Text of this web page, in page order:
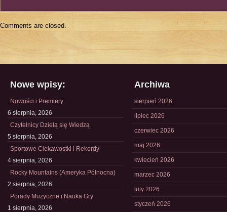
Comments are closed.
Nowe wpisy:
Nowości i Premiery
6 sierpnia, 2026
Czytelnicy Dzielą się Wiedzą
5 sierpnia, 2026
Sportowe Ciekawostki i Rekordy
4 sierpnia, 2026
Rocky Mountains (Ameryka Północna)
2 sierpnia, 2026
Porady Muzyczne i Nauka Gry
1 sierpnia, 2026
Archiwa
sierpień 2026
lipiec 2026
czerwiec 2026
maj 2026
kwiecień 2026
marzec 2026
luty 2026
styczeń 2026